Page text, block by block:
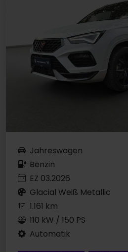
Jahreswagen
Benzin
EZ 03.2026
Glacial Weiß Metallic
1.161 km
110 kW / 150 PS
Automatik